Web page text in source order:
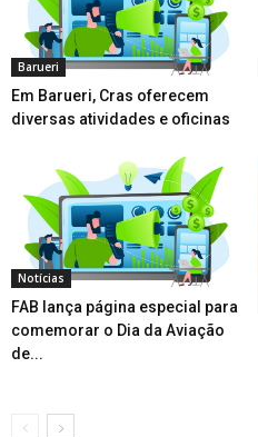
Barueri
Em Barueri, Cras oferecem
diversas atividades e oficinas
Notícias
FAB lança página especial para
comemorar o Dia da Aviação
de...